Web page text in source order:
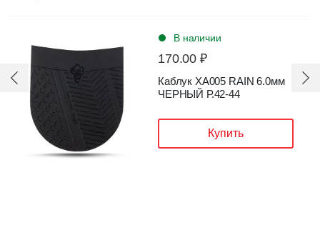
В наличии
170.00 ₽
Каблук XA005 RAIN 6.0мм
ЧЕРНЫЙ Р.42-44
Купить